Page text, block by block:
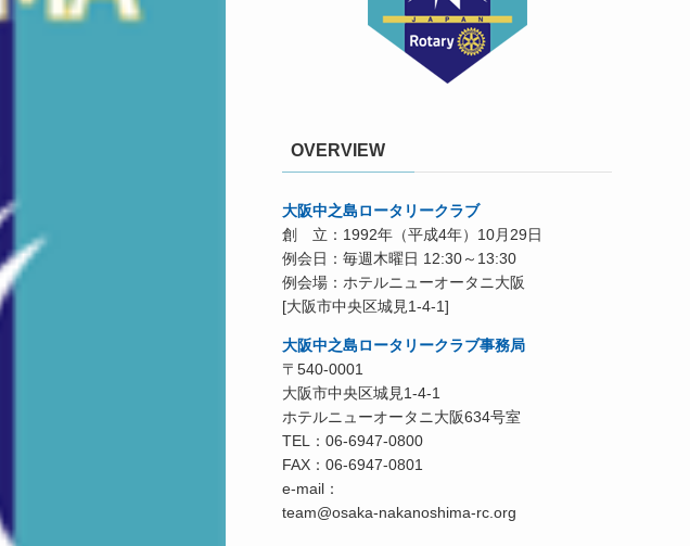
OVERVIEW
大阪中之島ロータリークラブ
創 立：1992年（平成4年）10月29日
例会日：毎週木曜日 12:30～13:30
例会場：ホテルニューオータニ大阪
[大阪市中央区城見1-4-1]
大阪中之島ロータリークラブ事務局
〒540-0001
大阪市中央区城見1-4-1
ホテルニューオータニ大阪634号室
TEL：06-6947-0800
FAX：06-6947-0801
e-mail：
team@osaka-nakanoshima-rc.org